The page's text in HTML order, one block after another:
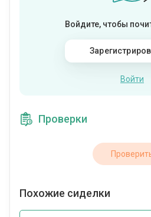
Войдите, чтобы
Войти
Проверки
Похожие сиделки